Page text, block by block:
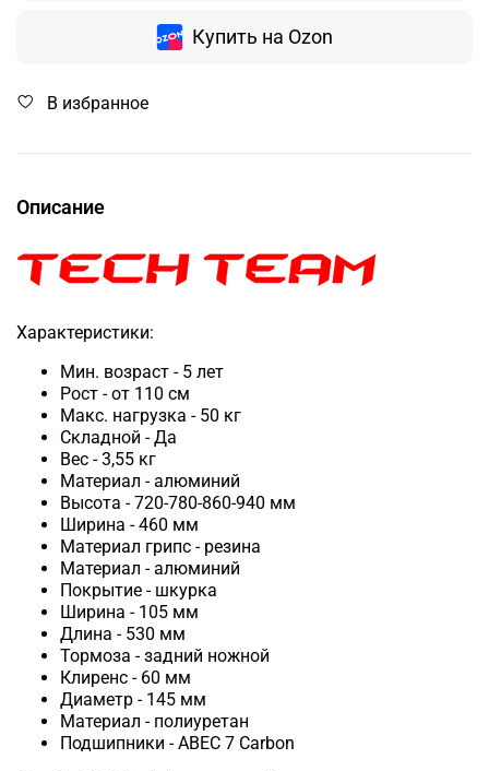
Купить на Ozon
В избранное
Описание
Характеристики:
Мин. возраст - 5 лет
Рост - от 110 см
Макс. нагрузка - 50 кг
Складной - Да
Вес - 3,55 кг
Материал - алюминий
Высота - 720-780-860-940 мм
Ширина - 460 мм
Материал грипс - резина
Материал - алюминий
Покрытие - шкурка
Ширина - 105 мм
Длина - 530 мм
Тормоза - задний ножной
Клиренс - 60 мм
Диаметр - 145 мм
Материал - полиуретан
Подшипники - ABEC 7 Carbon